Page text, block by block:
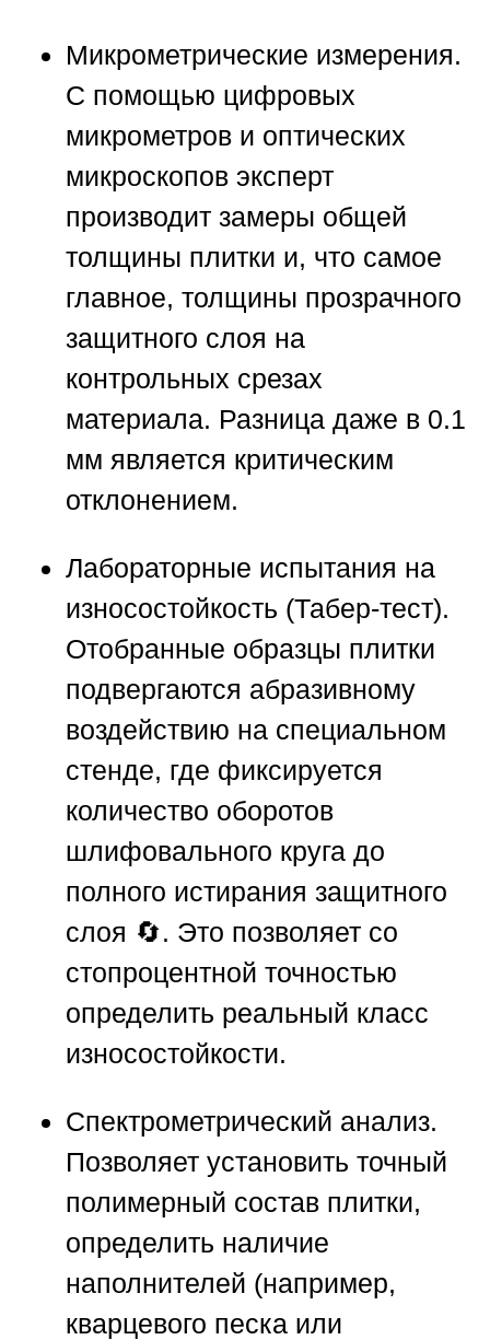
Микрометрические измерения.
С помощью цифровых
микрометров и оптических
микроскопов эксперт
производит замеры общей
толщины плитки и, что самое
главное, толщины прозрачного
защитного слоя на
контрольных срезах
материала. Разница даже в 0.1
мм является критическим
отклонением.
Лабораторные испытания на
износостойкость (Табер-тест).
Отобранные образцы плитки
подвергаются абразивному
воздействию на специальном
стенде, где фиксируется
количество оборотов
шлифовального круга до
полного истирания защитного
слоя 🔄. Это позволяет со
стопроцентной точностью
определить реальный класс
износостойкости.
Спектрометрический анализ.
Позволяет установить точный
полимерный состав плитки,
определить наличие
наполнителей (например,
кварцевого песка или